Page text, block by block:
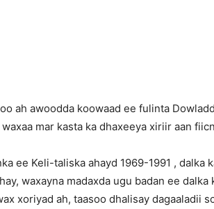
ah awoodda koowaad ee fulinta
mar kasta ka dhaxeeya xiriir aan
ee Keli-taliska ahayd 1969-1991 , dalka
waxayna madaxda ugu badan ee dalka
xoriyad ah, taasoo dhalisay dagaaladii